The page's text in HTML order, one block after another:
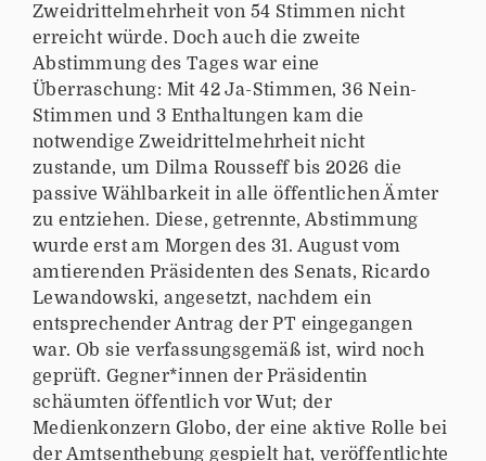
Zweidrittelmehrheit von 54 Stimmen nicht
erreicht würde. Doch auch die zweite
Abstimmung des Tages war eine
Überraschung: Mit 42 Ja-Stimmen, 36 Nein-
Stimmen und 3 Enthaltungen kam die
notwendige Zweidrittelmehrheit nicht
zustande, um Dilma Rousseff bis 2026 die
passive Wählbarkeit in alle öffentlichen Ämter
zu entziehen. Diese, getrennte, Abstimmung
wurde erst am Morgen des 31. August vom
amtierenden Präsidenten des Senats, Ricardo
Lewandowski, angesetzt, nachdem ein
entsprechender Antrag der PT eingegangen
war. Ob sie verfassungsgemäß ist, wird noch
geprüft. Gegner*innen der Präsidentin
schäumten öffentlich vor Wut; der
Medienkonzern Globo, der eine aktive Rolle bei
der Amtsenthebung gespielt hat, veröffentlichte